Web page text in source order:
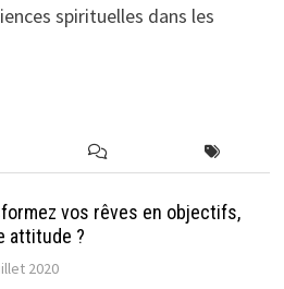
spirituelles dans les
vos rêves en objectifs,
attitude ?
2020